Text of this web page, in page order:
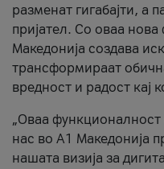
разменат гигабајти, а
пријател. Со оваа
Македонија создава
трансформираат
вредност и радост кај
„Оваа функционалност
нас во А1 Македонија
нашата визија за